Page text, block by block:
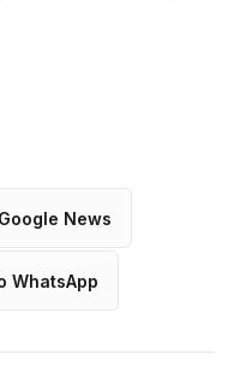
News
WhatsApp